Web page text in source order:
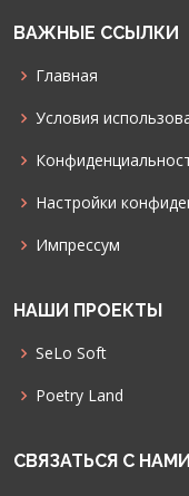
ВАЖНЫЕ ССЫЛКИ
Главная
Условия
Настройки
Импрессум
НАШИ ПРОЕКТЫ
SeLo Soft
Poetry Land
СВЯЗАТЬСЯ С НАМИ